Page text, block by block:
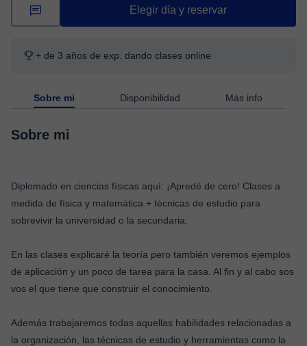
Elegir día y reservar
+ de 3 años de exp. dando clases online
Sobre mi Disponibilidad Más info
Sobre mi
Diplomado en ciencias físicas aquí: ¡Apredé de cero! Clases a
medida de física y matemática + técnicas de estudio para
sobrevivir la universidad o la secundaria.
En las clases explicaré la teoría pero también veremos ejemplos
de aplicación y un poco de tarea para la casa. Al fin y al cabo sos
vos el que tiene que construir el conocimiento.
Además trabajaremos todas aquellas habilidades relacionadas a
la organización, las técnicas de estudio y herramientas como la